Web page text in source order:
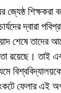
জ্যেষ্ঠ শিক্ষকরা
দ্বারা
শেষে তাদের
রয়েছে। তাই
ফেলার এই